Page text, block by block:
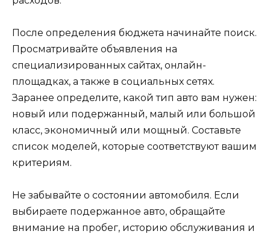
После определения бюджета начинайте поиск.
Просматривайте объявления на
специализированных сайтах, онлайн-
площадках, а также в социальных сетях.
Заранее определите, какой тип авто вам нужен:
новый или подержанный, малый или большой
класс, экономичный или мощный. Составьте
список моделей, которые соответствуют вашим
критериям.
Не забывайте о состоянии автомобиля. Если
выбираете подержанное авто, обращайте
внимание на пробег, историю обслуживания и